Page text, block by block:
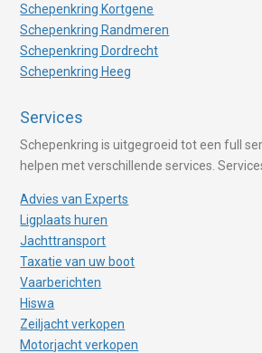
Schepenkring Kortgene
Schepenkring Randmeren
Schepenkring Dordrecht
Schepenkring Heeg
Services
Schepenkring is uitgegroeid tot een full
helpen met verschillende services.
Advies van Experts
Ligplaats huren
Jachttransport
Taxatie van uw boot
Vaarberichten
Hiswa
Zeiljacht verkopen
Motorjacht verkopen